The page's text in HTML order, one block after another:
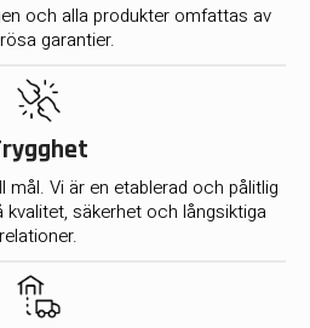
och alla produkter omfattas av
garantier.
Vi är en etablerad och pålitlig
säkerhet och långsiktiga
relationer.